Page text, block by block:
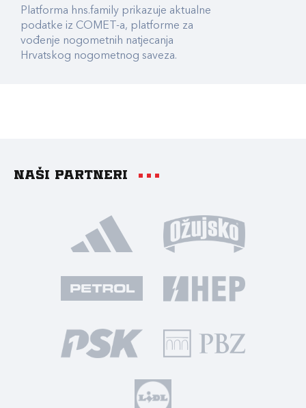
Platforma hns.family prikazuje aktualne
podatke iz COMET-a, platforme za
vođenje nogometnih natjecanja
Hrvatskog nogometnog saveza.
Naši partneri